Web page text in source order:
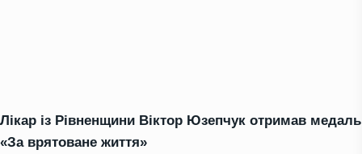
Лікар із Рівненщини Віктор Юзепчук отримав медаль
«За врятоване життя»